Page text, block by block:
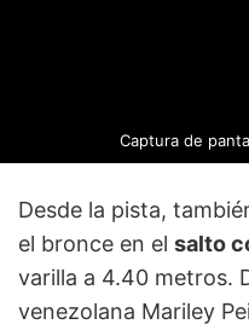
Captura de
Desde la pista,
el bronce en el salto
varilla a 4.40 metros.
venezolana Mariley